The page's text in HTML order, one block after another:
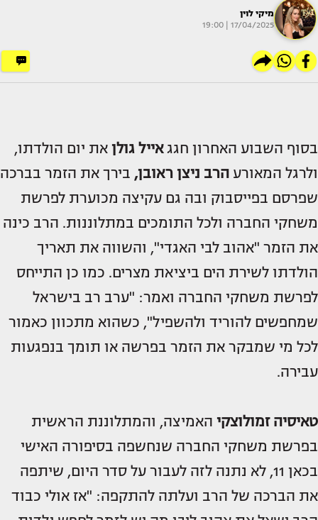
מיקי לוין
17/04/2025 | 19:00
בסוף השבוע האחרון חגגאייל גולן את יום הולדתו,
ולרגל המאורע הרב ניצן ראובן, בירך את הזמר בברכה
שפרסם בפייסבוק ובה גם עקיצה מכוערת לפרשת
משחקי החברה ולכל התומכים במתלוננות. הרב כינה
את הזמר "אהוב לבי האגדי", והשווה את תאריך
הולדתו לשירת הים ביציאת מצרים. כמו כן התייחס
לפרשת משחקי החברה ואמר: "ערב רב בישראל
שמחפשים להוריד ולהשפיל", כשהוא מתכוון כאמור
לכל מי שמבקר את הזמר בפרשה או תומך בנפגעות
עבירה.
טאיסיה זמולוצקי האמיצה, והמתלוננת הראשית
בפרשת משחקי החברה שנחשפה בסיפורה האישי
בכאן 11, לא נתנה לזה לעבור על סדר היום, שיתפה
את הברכה של הרב ועלתה להתקפה: "אז אולי כבוד